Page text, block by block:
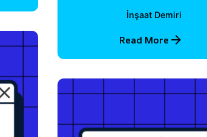
İnşaat Demiri
Read More